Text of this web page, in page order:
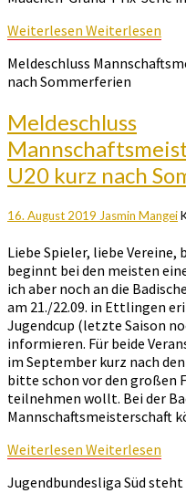
Weiterlesen Weiterlesen
Meldeschluss
nach Sommerferien
Meldeschluss
U20 kurz nach
16. August 2019 Jasmin Mangei
Liebe Spieler, liebe Vereine,
beginnt bei den meisten
ich aber noch an die
am 21./22.09. in Ettlingen
Jugendcup (letzte Saison
informieren. Für beide
im September kurz nach
bitte schon vor den großen
teilnehmen wollt. Bei der
Mannschaftsmeisterschaft
Weiterlesen Weiterlesen
Jugendbundesliga Süd